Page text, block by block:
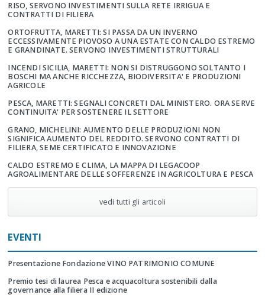
RISO, SERVONO INVESTIMENTI SULLA RETE IRRIGUA E
CONTRATTI DI FILIERA
ORTOFRUTTA, MARETTI: SI PASSA DA UN INVERNO
ECCESSIVAMENTE PIOVOSO A UNA ESTATE CON CALDO ESTREMO
E GRANDINATE. SERVONO INVESTIMENTI STRUTTURALI
INCENDI SICILIA, MARETTI: NON SI DISTRUGGONO SOLTANTO I
BOSCHI MA ANCHE RICCHEZZA, BIODIVERSITA' E PRODUZIONI
AGRICOLE
PESCA, MARETTI: SEGNALI CONCRETI DAL MINISTERO. ORA SERVE
CONTINUITA' PER SOSTENERE IL SETTORE
GRANO, MICHELINI: AUMENTO DELLE PRODUZIONI NON
SIGNIFICA AUMENTO DEL REDDITO. SERVONO CONTRATTI DI
FILIERA, SEME CERTIFICATO E INNOVAZIONE
CALDO ESTREMO E CLIMA, LA MAPPA DI LEGACOOP
AGROALIMENTARE DELLE SOFFERENZE IN AGRICOLTURA E PESCA
vedi tutti gli articoli
EVENTI
Presentazione Fondazione VINO PATRIMONIO COMUNE
Premio tesi di laurea Pesca e acquacoltura sostenibili dalla
governance alla filiera II edizione